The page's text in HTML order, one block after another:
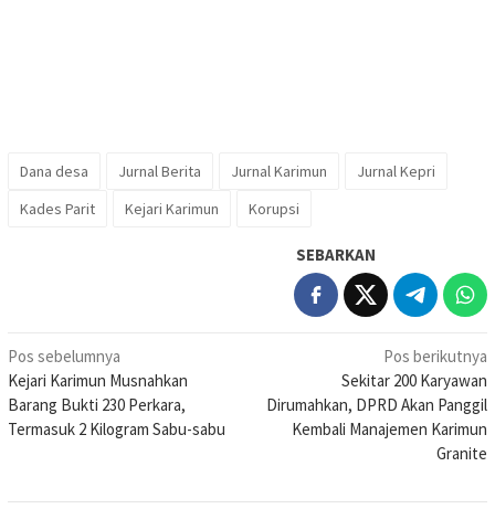
Dana desa Jurnal Berita Jurnal Karimun
Jurnal Kepri
Kades Parit
Kejari Karimun Korupsi
SEBARKAN
Navigasi
pos
Pos sebelumnya
Kejari Karimun Musnahkan
Barang Bukti 230 Perkara,
Termasuk 2 Kilogram Sabu-sabu
Pos berikutnya
Sekitar 200 Karyawan
Dirumahkan, DPRD Akan Panggil
Kembali Manajemen Karimun
Granite